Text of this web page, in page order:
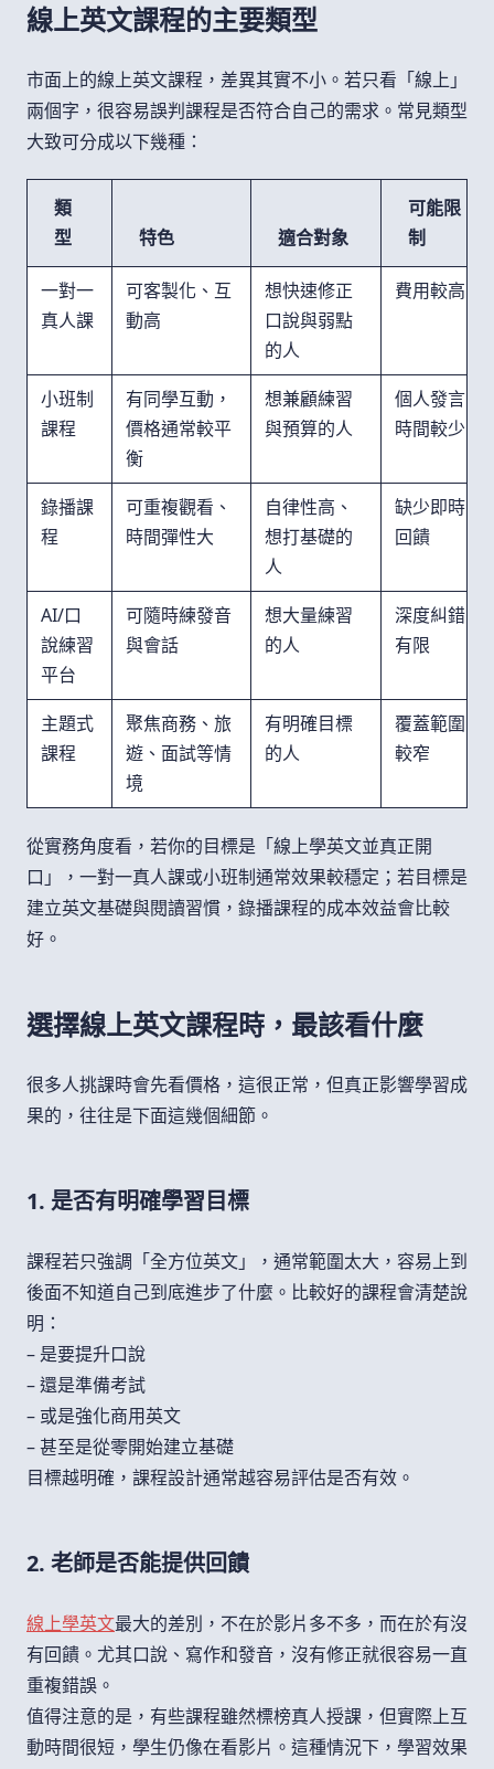
線上英文課程的主要類型
市面上的線上英文課程，差異其實不小。若只看「線上」
兩個字，很容易誤判課程是否符合自己的需求。常見類型
大致可分成以下幾種：
類
型
特色 適合對象
可能限
制
一對一
真人課
可客製化、互
動高
想快速修正
口說與弱點
的人
費用較高
小班制
課程
有同學互動，
價格通常較平
衡
想兼顧練習
與預算的人
個人發言
時間較少
錄播課
程
可重複觀看、
時間彈性大
自律性高、
想打基礎的
人
缺少即時
回饋
AI/口
說練習
平台
可隨時練發音
與會話
想大量練習
的人
深度糾錯
有限
主題式
課程
聚焦商務、旅
遊、面試等情
境
有明確目標
的人
覆蓋範圍
較窄
從實務角度看，若你的目標是「線上學英文並真正開
口」，一對一真人課或小班制通常效果較穩定；若目標是
建立英文基礎與閱讀習慣，錄播課程的成本效益會比較
好。
選擇線上英文課程時，最該看什麼
很多人挑課時會先看價格，這很正常，但真正影響學習成
果的，往往是下面這幾個細節。
1. 是否有明確學習目標
課程若只強調「全方位英文」，通常範圍太大，容易上到
後面不知道自己到底進步了什麼。比較好的課程會清楚說
明：
– 是要提升口說
– 還是準備考試
– 或是強化商用英文
– 甚至是從零開始建立基礎
目標越明確，課程設計通常越容易評估是否有效。
2. 老師是否能提供回饋
線上學英文最大的差別，不在於影片多不多，而在於有沒
有回饋。尤其口說、寫作和發音，沒有修正就很容易一直
重複錯誤。
值得注意的是，有些課程雖然標榜真人授課，但實際上互
動時間很短，學生仍像在看影片。這種情況下，學習效果